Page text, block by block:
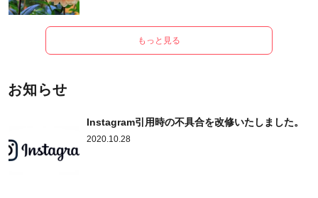
もっと見る
お知らせ
Instagram引用時の不具合を改修いたしました。
2020.10.28